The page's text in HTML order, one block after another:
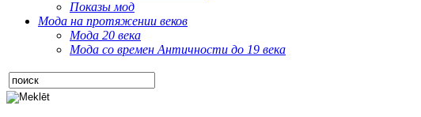
Показы мод
Мода на протяжении веков
Мода 20 века
Мода со времен Античности до 19 века